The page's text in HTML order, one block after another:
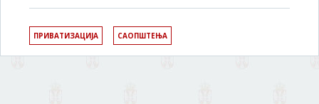
ПРИВАТИЗАЦИЈА САОПШТЕЊА